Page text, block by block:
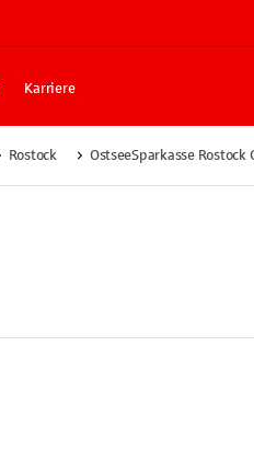
Karriere
Rostock OstseeSparkasse